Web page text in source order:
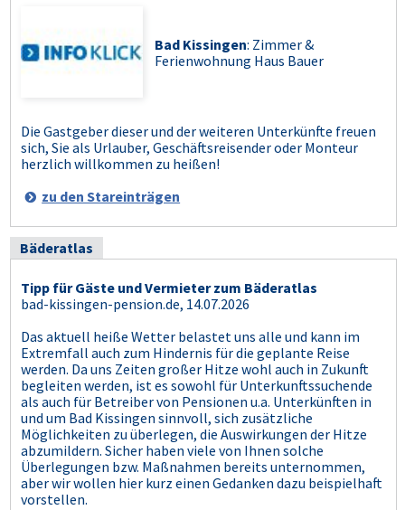
Bad Kissingen: Zimmer &
Ferienwohnung Haus Bauer
Die Gastgeber dieser und der weiteren Unterkünfte freuen
sich, Sie als Urlauber, Geschäftsreisender oder Monteur
herzlich willkommen zu heißen!
zu den Stareinträgen
Bäderatlas
Tipp für Gäste und Vermieter zum Bäderatlas
bad-kissingen-pension.de, 14.07.2026
Das aktuell heiße Wetter belastet uns alle und kann im
Extremfall auch zum Hindernis für die geplante Reise
werden. Da uns Zeiten großer Hitze wohl auch in Zukunft
begleiten werden, ist es sowohl für Unterkunftssuchende
als auch für Betreiber von Pensionen u.a. Unterkünften in
und um Bad Kissingen sinnvoll, sich zusätzliche
Möglichkeiten zu überlegen, die Auswirkungen der Hitze
abzumildern. Sicher haben viele von Ihnen solche
Überlegungen bzw. Maßnahmen bereits unternommen,
aber wir wollen hier kurz einen Gedanken dazu beispielhaft
vorstellen.